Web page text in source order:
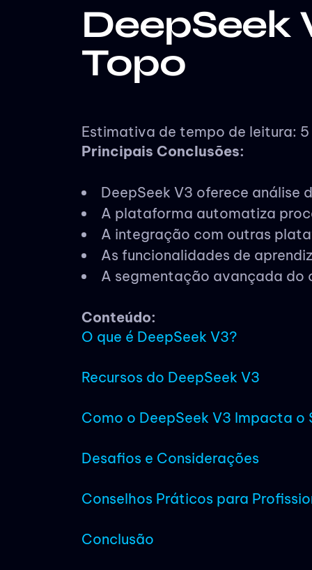
DeepSeek
Topo
Estimativa de tempo de leitura: 5
Principais Conclusões:
DeepSeek V3 oferece análise
A plataforma automatiza
A integração com outras
As funcionalidades de
A segmentação avançada do
Conteúdo:
O que é DeepSeek V3?
Recursos do DeepSeek V3
Como o DeepSeek V3 Impacta
Desafios e Considerações
Conselhos Práticos para
Conclusão